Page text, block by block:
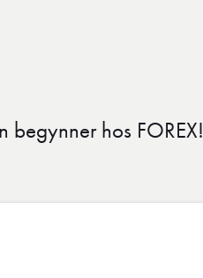
hos FOREX!